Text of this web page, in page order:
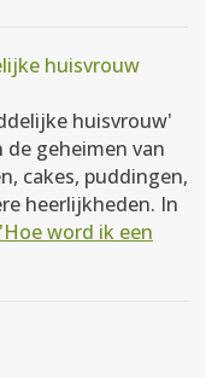
huisvrouw
huisvrouw'
geheimen van
cakes, puddingen,
heerlijkheden. In
word ik een